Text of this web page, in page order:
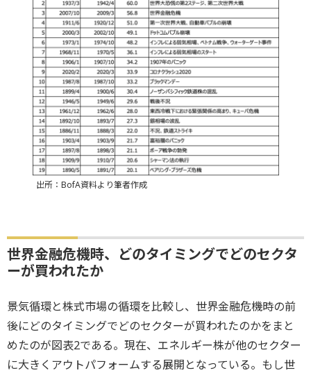
出所：BofA資料より筆者作成
世界金融危機時、どのタイミングでどのセクタ
ーが買われたか
景気循環と株式市場の循環を比較し、世界金融危機時の前
後にどのタイミングでどのセクターが買われたのかをまと
めたのが図表2である。現在、エネルギー株が他のセクター
に大きくアウトパフォームする展開となっている。もし世